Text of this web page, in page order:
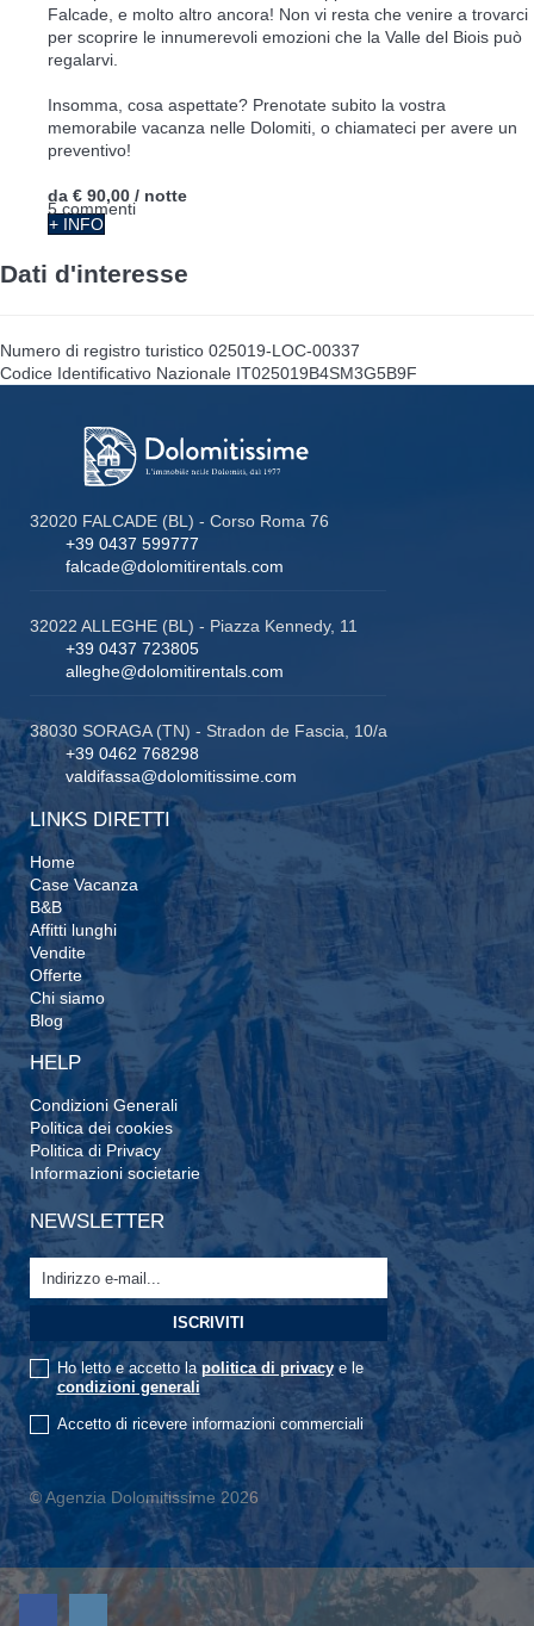
Falcade, e molto altro ancora! Non vi resta che venire a trovarci
per scoprire le innumerevoli emozioni che la Valle del Biois può
regalarvi.
Insomma, cosa aspettate? Prenotate subito la vostra
memorabile vacanza nelle Dolomiti, o chiamateci per avere un
preventivo!
5 commenti
da € 90,00 / notte
+ INFO
Dati d'interesse
Numero di registro turistico 025019-LOC-00337
Codice Identificativo Nazionale IT025019B4SM3G5B9F
32020 FALCADE (BL) - Corso Roma 76
+39 0437 599777
falcade@dolomitirentals.com
32022 ALLEGHE (BL) - Piazza Kennedy, 11
+39 0437 723805
alleghe@dolomitirentals.com
38030 SORAGA (TN) - Stradon de Fascia, 10/a
+39 0462 768298
valdifassa@dolomitissime.com
LINKS DIRETTI
Home
Case Vacanza
B&B
Affitti lunghi
Vendite
Offerte
Chi siamo
Blog
HELP
Condizioni Generali
Politica dei cookies
Politica di Privacy
Informazioni societarie
NEWSLETTER
Ho letto e accetto lapolitica di privacye le
condizioni generali
Accetto di ricevere informazioni commerciali
© Agenzia Dolomitissime 2026